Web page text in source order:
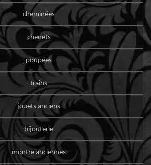
cheminées
chenets
poupées
trains
jouets anciens
bijouterie
montre anciennes